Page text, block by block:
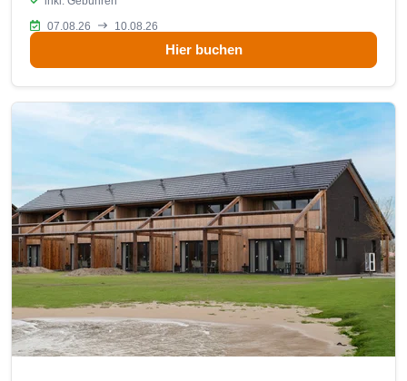
07.08.26 10.08.26
Hier buchen